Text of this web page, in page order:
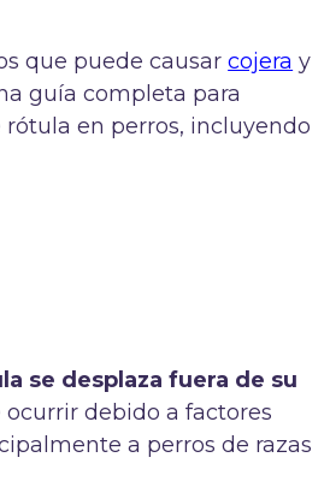
que puede causarcojera y
guía completa para
en perros, incluyendo
se desplaza fuera de su
debido a factores
a perros de razas